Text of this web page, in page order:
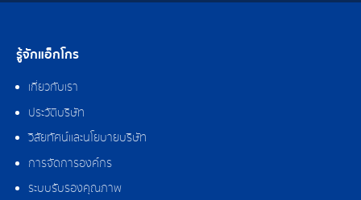
รู้จักแอ็กโกร
เกี่ยวกับเรา
ประวัติบริษัท
วิสัยทัศน์และนโยบายบริษัท
การจัดการองค์กร
ระบบรับรองคุณภาพ